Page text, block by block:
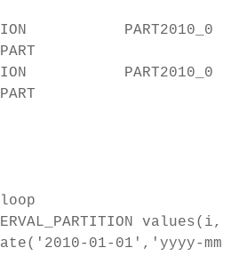
PART2010_0
PART2010_0
values(i,
01-01','yyyy-mm